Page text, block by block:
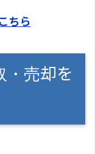
ちら
・売却を